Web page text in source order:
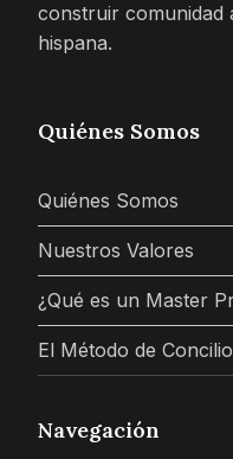
construir comunidad
hispana.
Quiénes Somos
Quiénes Somos
Nuestros Valores
¿Qué es un Master
El Método de
Navegación